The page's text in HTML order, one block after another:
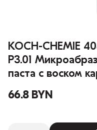
KOCH-CHEMIE
P3.01
паста с воском
66.8 BYN